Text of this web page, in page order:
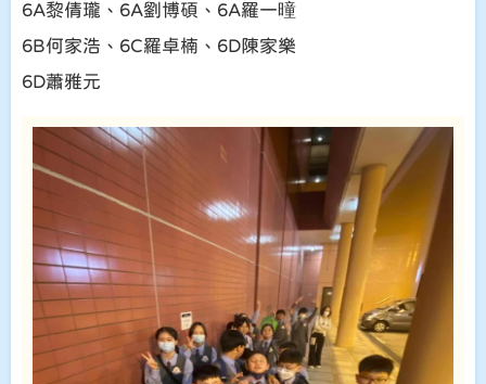
6A黎倩瓏、6A劉博碩、6A羅一曈
6B何家浩、6C羅卓楠、6D陳家樂
6D蕭雅元